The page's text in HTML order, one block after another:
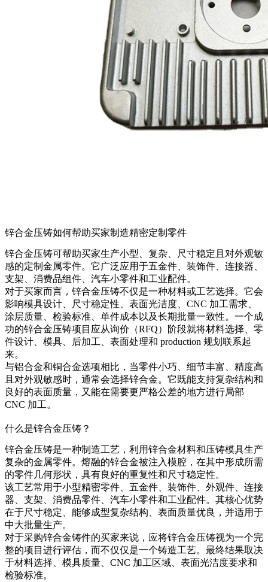
锌合金压铸如何帮助买家制造精密定制零件
锌合金压铸可帮助买家生产小型、复杂、尺寸稳定且对外观敏
感的定制金属零件。它广泛应用于五金件、装饰件、连接器、
支架、消费品组件、汽车小零件和工业配件。
对于买家而言，锌合金压铸不仅是一种材料或工艺选择。它会
影响模具设计、尺寸稳定性、表面光洁度、CNC 加工需求、
涂层质量、检验标准、单件成本以及长期批量一致性。一个成
功的锌合金压铸项目应从询价（RFQ）阶段就将材料选择、零
件设计、模具、后加工、表面处理和 production 规划联系起
来。
与铝合金和铜合金选项相比，当零件小巧、细节丰富、精度高
且对外观敏感时，通常会选择锌合金。它既能支持复杂结构和
良好的表面质量，又能在需要更严格公差的地方进行局部
CNC 加工。
什么是锌合金压铸？
锌合金压铸是一种制造工艺，利用锌合金材料和压铸模具生产
复杂的金属零件。熔融的锌合金被注入模腔，在其中形成所需
的零件几何形状，具有良好的重复性和尺寸稳定性。
该工艺常用于小型精密零件、五金件、装饰件、外观件、连接
器、支架、消费品零件、汽车小零件和工业配件。其核心优势
在于尺寸稳定、能够成型复杂结构、表面质量优良，并适用于
中大批量生产。
对于采购锌合金铸件的买家来说，应将锌合金压铸视为一个完
整的项目进行评估，而不仅仅是一个铸造工艺。最终结果取决
于材料选择、模具质量、CNC 加工区域、表面光洁度要求和
检验标准。